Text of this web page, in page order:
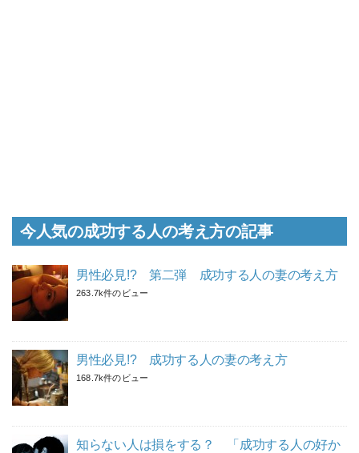
今人気の成功する人の考え方の記事
男性必見!? 第二弾 成功する人の妻の考え方
263.7k件のビュー
男性必見!? 成功する人の妻の考え方
168.7k件のビュー
知らない人は損をする？ 「成功する人の好か